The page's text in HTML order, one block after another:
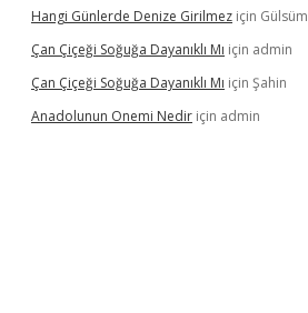
Hangi Günlerde Denize Girilmez için Gülsüm
Çan Çiçeği Soğuğa Dayanıklı Mı için admin
Çan Çiçeği Soğuğa Dayanıklı Mı için Şahin
Anadolunun Onemi Nedir için admin